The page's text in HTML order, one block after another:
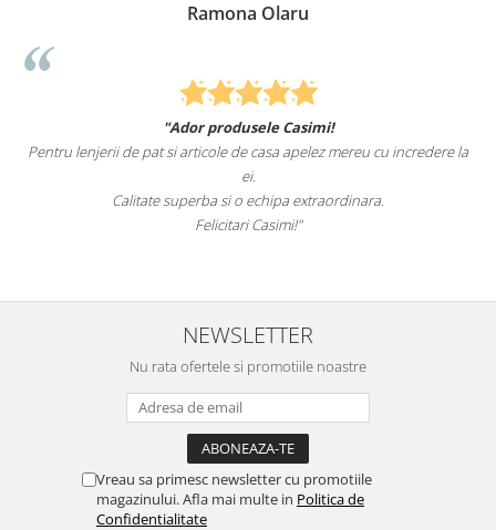
Ramona Olaru
"Ador produsele Casimi!
Pentru lenjerii de pat si articole de casa apelez mereu cu incredere la
ei.
Calitate superba si o echipa extraordinara.
Felicitari Casimi!"
NEWSLETTER
Nu rata ofertele si promotiile noastre
Vreau sa primesc newsletter cu promotiile
magazinului. Afla mai multe in Politica de
Confidentialitate